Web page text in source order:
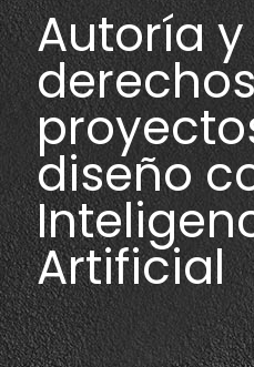
Autoría y
diseño
Artificial